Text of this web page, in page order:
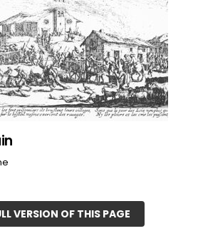
VERSION OF THIS PAGE